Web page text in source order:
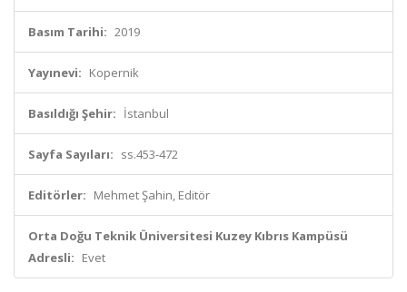
Basım Tarihi: 2019
Yayınevi: Kopernik
Basıldığı Şehir: İstanbul
Sayfa Sayıları: ss.453-472
Editörler: Mehmet Şahin, Editör
Orta Doğu Teknik Üniversitesi Kuzey Kıbrıs Kampüsü
Adresli: Evet